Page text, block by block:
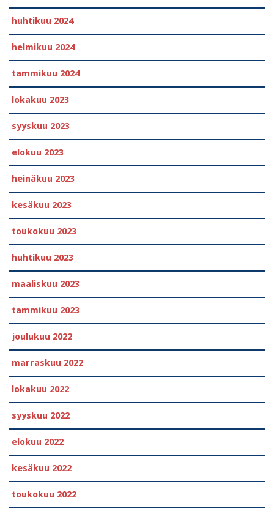
huhtikuu 2024
helmikuu 2024
tammikuu 2024
lokakuu 2023
syyskuu 2023
elokuu 2023
heinäkuu 2023
kesäkuu 2023
toukokuu 2023
huhtikuu 2023
maaliskuu 2023
tammikuu 2023
joulukuu 2022
marraskuu 2022
lokakuu 2022
syyskuu 2022
elokuu 2022
kesäkuu 2022
toukokuu 2022